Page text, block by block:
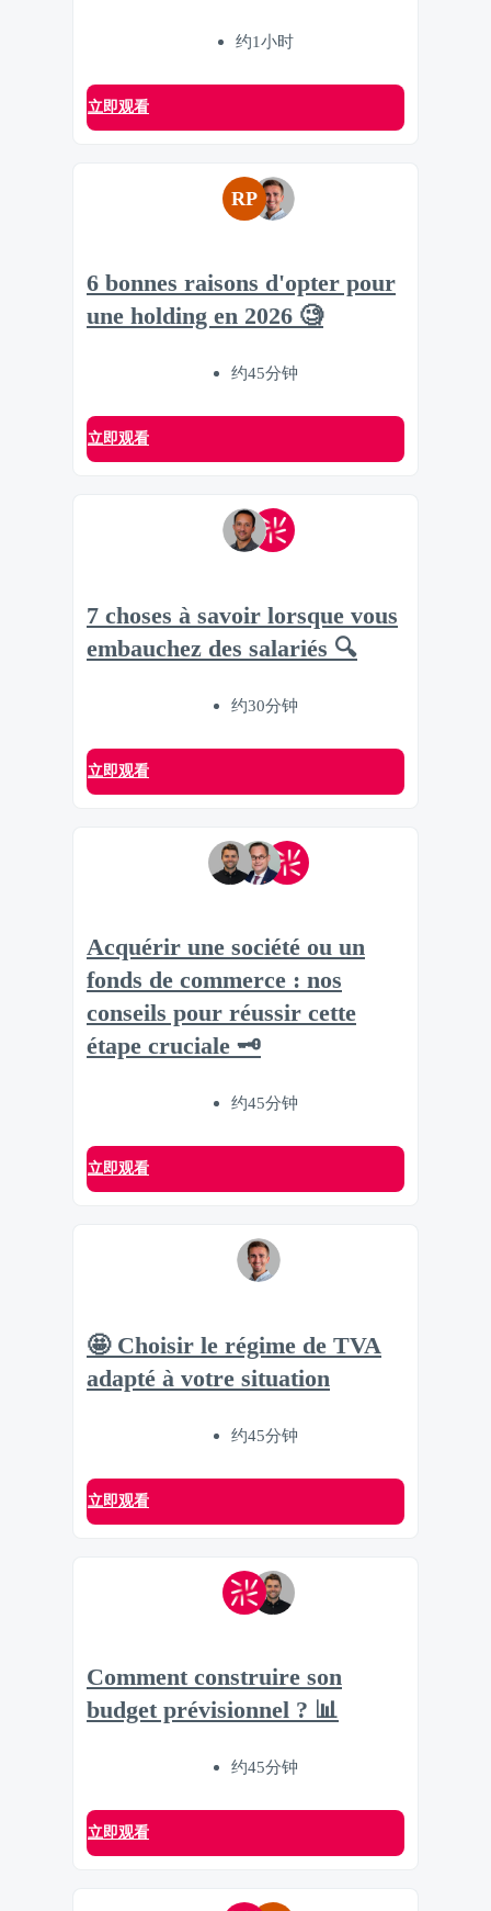
约1小时
立即观看
RP
6 bonnes raisons d'opter pour
une holding en 2026 🧐
约45分钟
立即观看
7 choses à savoir lorsque vous
embauchez des salariés 🔍
约30分钟
立即观看
Acquérir une société ou un
fonds de commerce : nos
conseils pour réussir cette
étape cruciale 🗝
约45分钟
立即观看
🤩 Choisir le régime de TVA
adapté à votre situation
约45分钟
立即观看
Comment construire son
budget prévisionnel ? 📊
约45分钟
立即观看